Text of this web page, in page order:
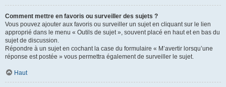
Comment mettre en favoris ou surveiller des sujets ?
Vous pouvez ajouter aux favoris ou surveiller un sujet en cliquant sur le lien
approprié dans le menu « Outils de sujet », souvent placé en haut et en bas du
sujet de discussion.
Répondre à un sujet en cochant la case du formulaire « M’avertir lorsqu’une
réponse est postée » vous permettra également de surveiller le sujet.
Haut